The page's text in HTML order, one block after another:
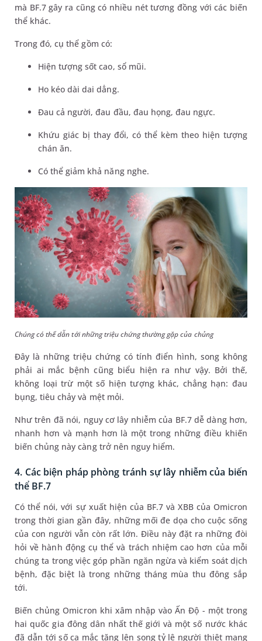
mà BF.7 gây ra cũng có nhiều nét tương đồng với các biến
thể khác.
Trong đó, cụ thể gồm có:
Hiện tượng sốt cao, sổ mũi.
Ho kéo dài dai dẳng.
Đau cả người, đau đầu, đau họng, đau ngực.
Khứu giác bị thay đổi, có thể kèm theo hiện tượng
chán ăn.
Có thể giảm khả năng nghe.
Chúng có thể dẫn tới những triệu chứng thường gặp của chủng
Đây là những triệu chứng có tính điển hình, song không
phải ai mắc bệnh cũng biểu hiện ra như vậy. Bởi thế,
không loại trừ một số hiện tượng khác, chẳng hạn: đau
bụng, tiêu chảy và mệt mỏi.
Như trên đã nói, nguy cơ lây nhiễm của BF.7 dễ dàng hơn,
nhanh hơn và mạnh hơn là một trong những điều khiến
biến chủng này càng trở nên nguy hiểm.
4. Các biện pháp phòng tránh sự lây nhiễm của biến
thể BF.7
Có thể nói, với sự xuất hiện của BF.7 và XBB của Omicron
trong thời gian gần đây, những mối đe dọa cho cuộc sống
của con người vẫn còn rất lớn. Điều này đặt ra những đòi
hỏi về hành động cụ thể và trách nhiệm cao hơn của mỗi
chúng ta trong việc góp phần ngăn ngừa và kiểm soát dịch
bệnh, đặc biệt là trong những tháng mùa thu đông sắp
tới.
Biến chủng Omicron khi xâm nhập vào Ấn Độ - một trong
hai quốc gia đông dân nhất thế giới và một số nước khác
đã dẫn tới số ca mắc tăng lên song tỷ lệ người thiệt mạng